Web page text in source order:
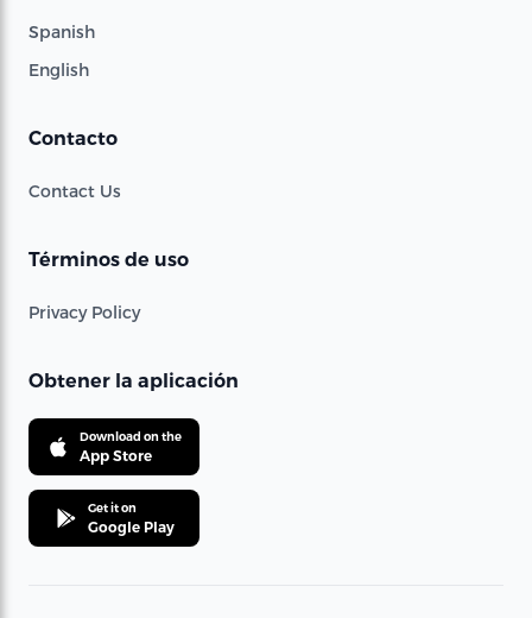
Spanish
English
Contacto
Contact Us
Términos de uso
Privacy Policy
Obtener la aplicación
Download on the
App Store
Get it on
Google Play